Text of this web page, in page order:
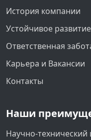
История компании
Устойчивое развитие
Ответственная
Карьера и Вакансии
Контакты
Наши
Научно-технический